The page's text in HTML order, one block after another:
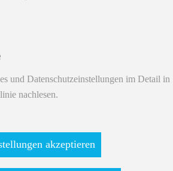
und Datenschutzeinstellungen im Detail in
nachlesen.
akzeptieren